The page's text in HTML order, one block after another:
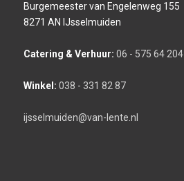
Burgemeester van Engelenweg 155
8271 AN IJsselmuiden
Catering & Verhuur: 06 - 575 64 204
Winkel: 038 - 331 82 87
ijsselmuiden@van-lente.nl